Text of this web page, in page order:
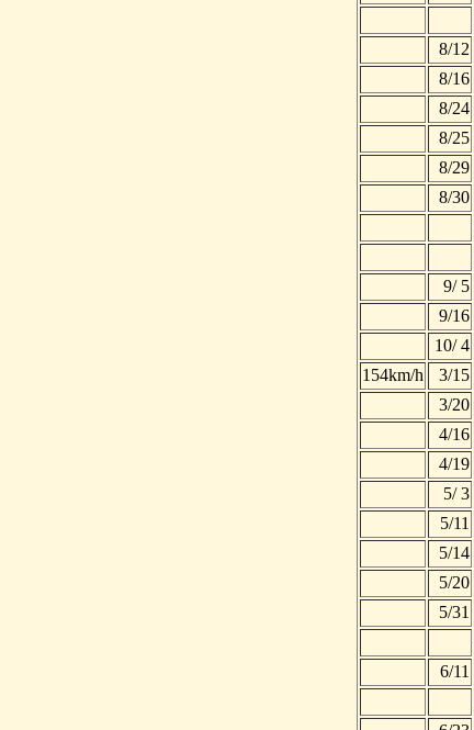
8/12
8/16
8/24
8/25
8/29
8/30
9/ 5
9/16
10/ 4
154km/h
3/15
3/20
4/16
4/19
5/ 3
5/11
5/14
5/20
5/31
6/11